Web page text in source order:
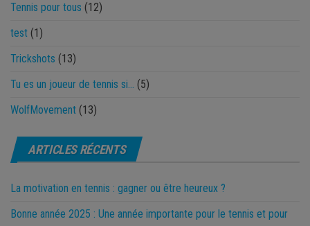
Tennis pour tous (12)
test (1)
Trickshots (13)
Tu es un joueur de tennis si… (5)
WolfMovement (13)
ARTICLES RÉCENTS
La motivation en tennis : gagner ou être heureux ?
Bonne année 2025 : Une année importante pour le tennis et pour